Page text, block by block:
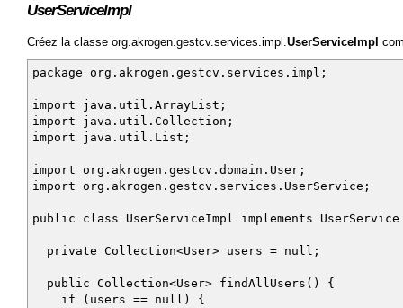
UserServiceImpl
Créez la classe org.akrogen.gestcv.services.impl.UserServiceImpl
package org.akrogen.gestcv.services.impl;
import java.util.ArrayList;
import java.util.Collection;
import java.util.List;
import org.akrogen.gestcv.domain.User;
import org.akrogen.gestcv.services.UserService;
public class UserServiceImpl implements
private Collection<User> users = null;
public Collection<User> findAllUsers() {
if (users == null) {